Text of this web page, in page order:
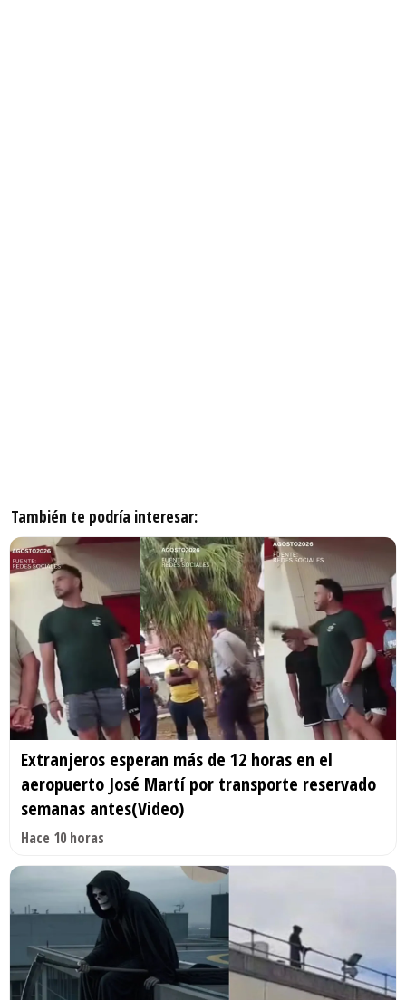
También te podría interesar:
Extranjeros esperan más de 12 horas en el
aeropuerto José Martí por transporte reservado
semanas antes(Video)
Hace 10 horas